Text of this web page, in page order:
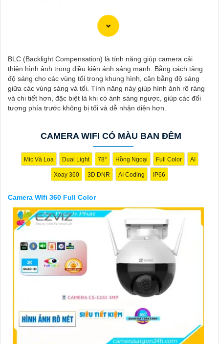
Camera WiFi 360 Full Color là giải pháp hoàn hảo để giám sát
và bảo vệ an ninh cho ngôi nhà hoặc văn phòng. Với khả năng
LED Full Color cho phép quan sát rõ ràng ngay cả trong bóng
tối. Tích hợp nhiều tính năng như ghi hình khi phát hiện chuyển
động, lưu trữ dữ liệu trên thẻ nhớ và đám mây, hỗ trợ giao tiếp 2
chiều, nhận diện khuôn mặt và cảm biến AI, camera mang lại
hiệu quả bảo mật tối ưu. Thiết kế nhỏ gọn và dễ dàng lắp đặt ở
nhiều vị trí, tiết kiệm chi phí và thuận tiện cho người dùng.
BLC (Backlight Compensation) là tính năng giúp camera cải
thiện hình ảnh trong điều kiện ánh sáng mạnh. Bằng cách tăng
độ sáng cho các vùng tối trong khung hình, cân bằng độ sáng
giữa các vùng sáng và tối. Tính năng này giúp hình ảnh rõ ràng
và chi tiết hơn, đặc biệt là khi có ánh sáng ngược, giúp các đối
tượng phía trước không bị tối và dễ nhận diện hơn.
CAMERA WIFI CÓ MÀU BAN ĐÊM
Mic Và Loa Dual Light 78° Hồng Ngoại Full Color AI
Xoay 360 3D DNR AI Coding IP66
Camera WIfi 360 Full Color